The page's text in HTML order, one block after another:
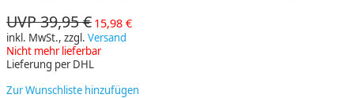
UVP 39,95 € 15,98 €
inkl. MwSt., zzgl. Versand
Nicht mehr lieferbar
Lieferung per DHL
Zur Wunschliste hinzufügen